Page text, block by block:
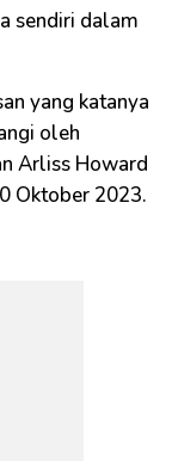
sendiri dalam
yang katanya
oleh
Arliss Howard
Oktober 2023.